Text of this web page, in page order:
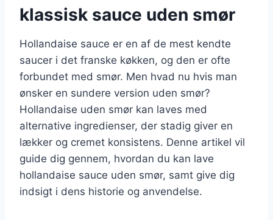
klassisk sauce uden smør
Hollandaise sauce er en af de mest kendte
saucer i det franske køkken, og den er ofte
forbundet med smør. Men hvad nu hvis man
ønsker en sundere version uden smør?
Hollandaise uden smør kan laves med
alternative ingredienser, der stadig giver en
lækker og cremet konsistens. Denne artikel vil
guide dig gennem, hvordan du kan lave
hollandaise sauce uden smør, samt give dig
indsigt i dens historie og anvendelse.